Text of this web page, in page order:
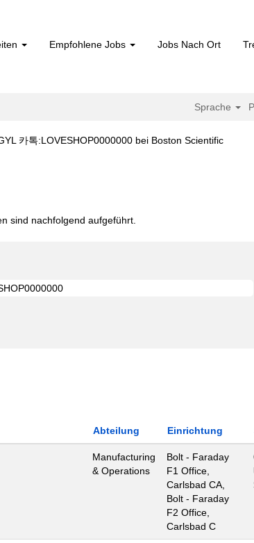
Empfohlene Jobs Jobs Nach Ort
Sprache
카톡:LOVESHOP0000000 bei Boston Scientific(aktuelle
sind nachfolgend aufgeführt.
Abteilung Einrichtung
Manufacturing
& Operations
Bolt - Faraday
F1 Office,
Carlsbad CA,
Bolt - Faraday
F2 Office,
Carlsbad C